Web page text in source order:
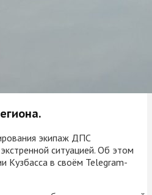
экипаж ДПС
ситуацией. Об этом
Кузбасса в своём Telegram-